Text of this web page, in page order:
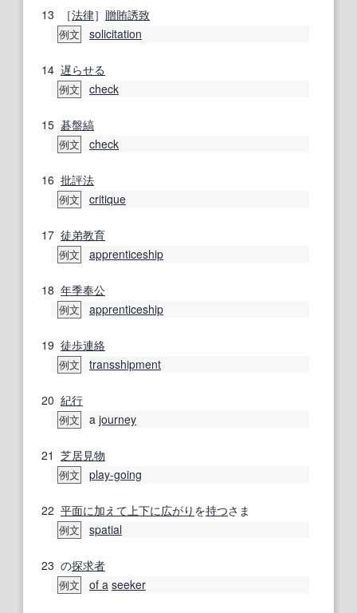
13 ［法律］ 贈賄誘致
例文 solicitation
14 遅らせる
例文 check
15 碁盤縞
例文 check
16 批評法
例文 critique
17 徒弟教育
例文 apprenticeship
18 年季奉公
例文 apprenticeship
19 徒歩連絡
例文 transshipment
20 紀行
例文 a journey
21 芝居見物
例文 play-going
22 平面に加えて上下に広がり を持つさま
例文 spatial
23 の探求者
例文 of a seeker